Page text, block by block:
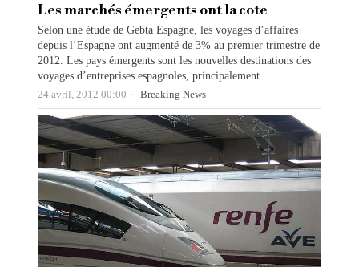
Les marchés émergents ont la cote
Selon une étude de Gebta Espagne, les voyages d’affaires
depuis l’Espagne ont augmenté de 3% au premier trimestre de
2012. Les pays émergents sont les nouvelles destinations des
voyages d’entreprises espagnoles, principalement
24 avril, 2012 00:00 Breaking News